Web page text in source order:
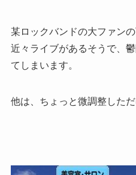
某ロックバンドの大ファンの
近々ライブがあるそうで、
てしまいます。
他は、ちょっと微調整しただ